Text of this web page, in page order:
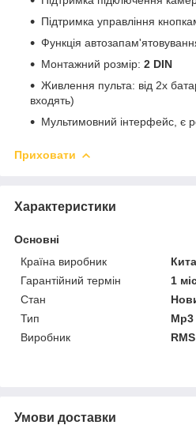
Підтримка управління
Функція
Монтажний розмір: 2 DIN
Живлення пульта: від 2х
входять)
Мультимовний інтерфейс, є
Приховати
Характеристики
Основні
Країна виробник
Гарантійний термін
1
Стан
Тип
Mp3
Виробник
RMS
Умови доставки